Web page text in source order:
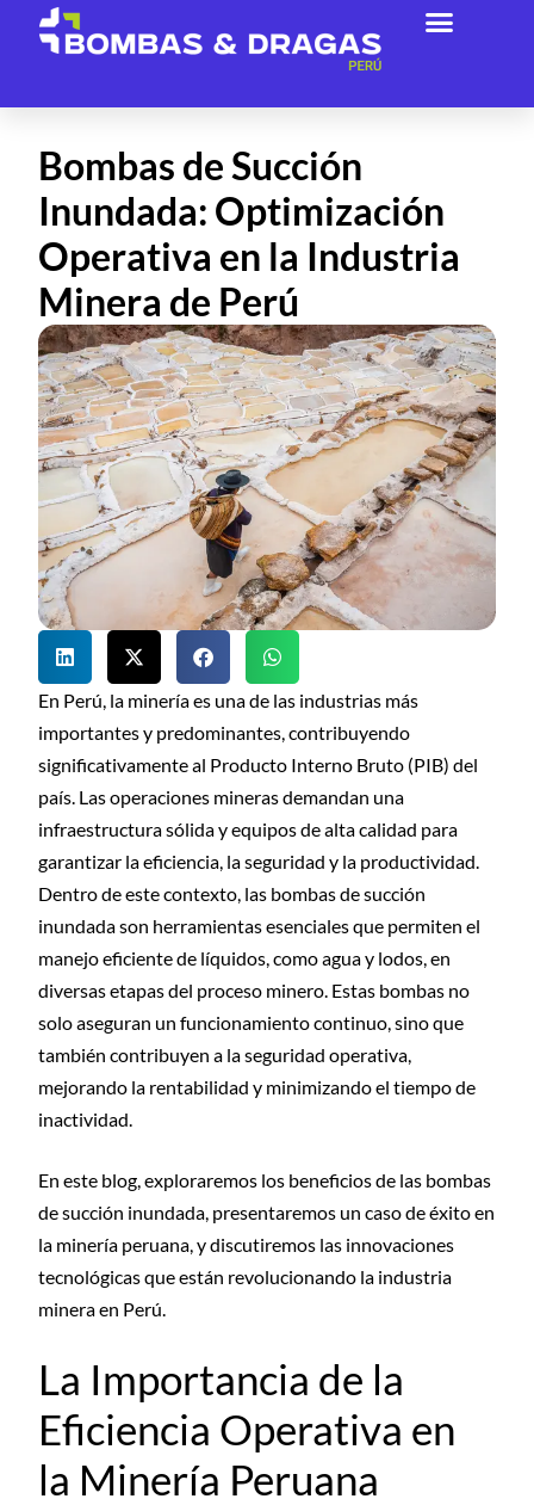
Bombas de Succión
Inundada: Optimización
Operativa en la Industria
Minera de Perú
En Perú, la minería es una de las industrias más
importantes y predominantes, contribuyendo
significativamente al Producto Interno Bruto (PIB) del
país. Las operaciones mineras demandan una
infraestructura sólida y equipos de alta calidad para
garantizar la eficiencia, la seguridad y la productividad.
Dentro de este contexto, las bombas de succión
inundada son herramientas esenciales que permiten el
manejo eficiente de líquidos, como agua y lodos, en
diversas etapas del proceso minero. Estas bombas no
solo aseguran un funcionamiento continuo, sino que
también contribuyen a la seguridad operativa,
mejorando la rentabilidad y minimizando el tiempo de
inactividad.
En este blog, exploraremos los beneficios de las bombas
de succión inundada, presentaremos un caso de éxito en
la minería peruana, y discutiremos las innovaciones
tecnológicas que están revolucionando la industria
minera en Perú.
La Importancia de la
Eficiencia Operativa en
la Minería Peruana